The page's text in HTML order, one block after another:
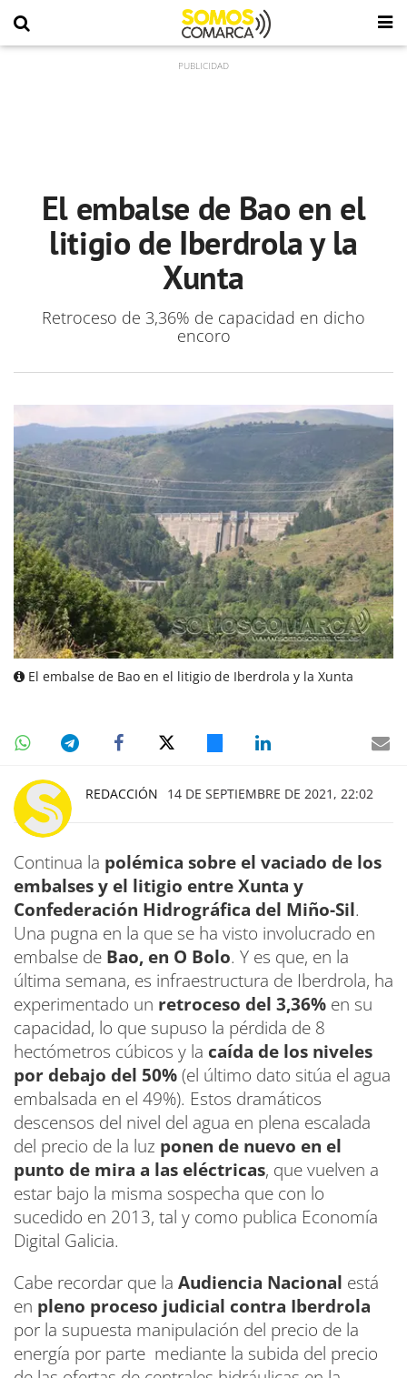
El embalse de Bao en el
litigio de Iberdrola y la
Xunta
Retroceso de 3,36% de capacidad en dicho
encoro
El embalse de Bao en el litigio de Iberdrola y la Xunta
REDACCIÓN 14 DE SEPTIEMBRE DE 2021, 22:02
Continua la polémica sobre el vaciado de los
embalses y el litigio entre Xunta y
Confederación Hidrográfica del Miño-Sil.
Una pugna en la que se ha visto involucrado en
embalse de Bao, en O Bolo. Y es que, en la
última semana, es infraestructura de Iberdrola, ha
experimentado un retroceso del 3,36% en su
capacidad, lo que supuso la pérdida de 8
hectómetros cúbicos y la caída de los niveles
por debajo del 50%(el último dato sitúa el agua
embalsada en el 49%). Estos dramáticos
descensos del nivel del agua en plena escalada
del precio de la luz ponen de nuevo en el
punto de mira a las eléctricas, que vuelven a
estar bajo la misma sospecha que con lo
sucedido en 2013, tal y como publica Economía
Digital Galicia.
Cabe recordar que la Audiencia Nacional está
en pleno proceso judicial contra Iberdrola
por la supuesta manipulación del precio de la
energía por parte mediante la subida del precio